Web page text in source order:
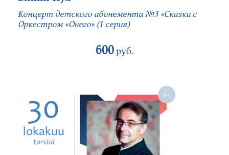
Концерт детского абонемента №3 «Сказки с
Оркестром «Онего» (1 серия)
600руб.
30
lokakuu
torstai